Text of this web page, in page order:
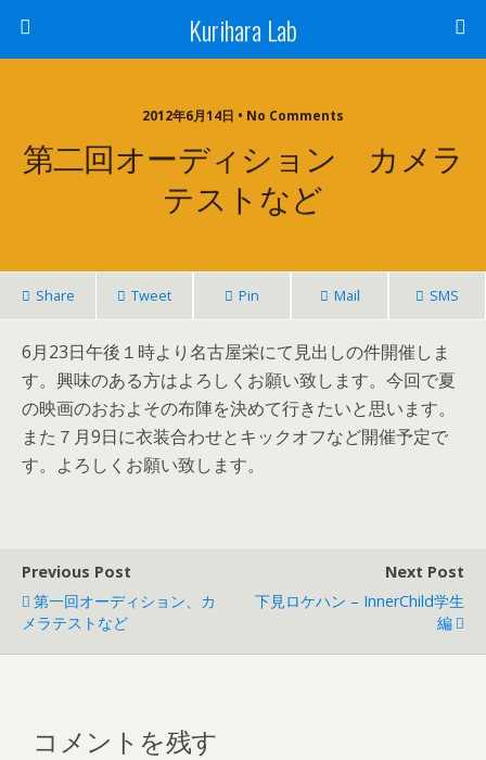
Kurihara Lab
2012年6月14日 • No Comments
第二回オーディション カメラ
テストなど
Share Tweet Pin Mail SMS
6月23日午後１時より名古屋栄にて見出しの件開催しま
す。興味のある方はよろしくお願い致します。今回で夏
の映画のおおよその布陣を決めて行きたいと思います。
また７月9日に衣装合わせとキックオフなど開催予定で
す。よろしくお願い致します。
Previous Post
第一回オーディション、カ
メラテストなど
Next Post
下見ロケハン – InnerChild学生
編
コメントを残す